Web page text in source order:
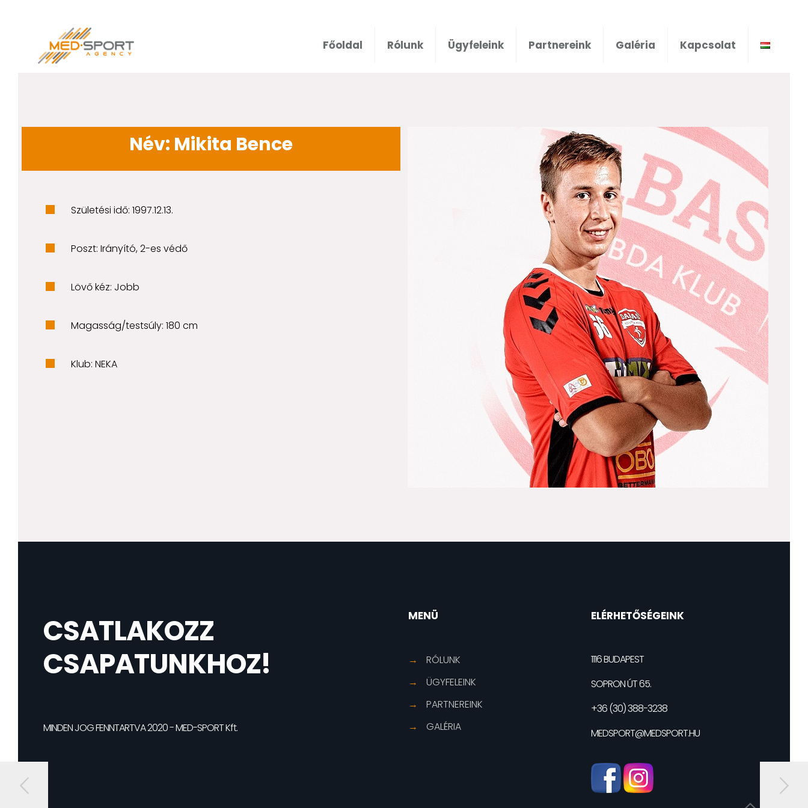
Főoldal Rólunk Ügyfeleink Partnereink Galéria Kapcsolat
Név: Mikita Bence
Születési idő: 1997.12.13.
Poszt: Irányító, 2-es védő
Lövő kéz: Jobb
Magasság/testsúly: 180 cm
Klub: NEKA
CSATLAKOZZ
CSAPATUNKHOZ!
MINDEN JOG FENNTARTVA 2020 - MED-SPORT Kft.
MENÜ
→
RÓLUNK
→
ÜGYFELEINK
→
PARTNEREINK
→
GALÉRIA
ELÉRHETŐSÉGEINK
1116 BUDAPEST
SOPRON ÚT 65.
+36 (30) 388-3238
MEDSPORT@MEDSPORT.HU